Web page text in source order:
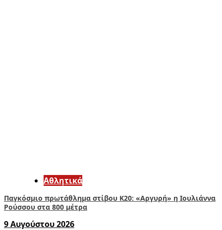
Αθλητικά
Παγκόσμιο πρωτάθλημα στίβου Κ20: «Αργυρή» η Ιουλιάννα
Ρούσσου στα 800 μέτρα
9 Αυγούστου 2026